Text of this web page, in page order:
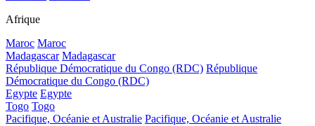
Afrique
Maroc Maroc
Madagascar Madagascar
République Démocratique du Congo (RDC) République
Démocratique du Congo (RDC)
Egypte Egypte
Togo Togo
Pacifique, Océanie et Australie Pacifique, Océanie et Australie